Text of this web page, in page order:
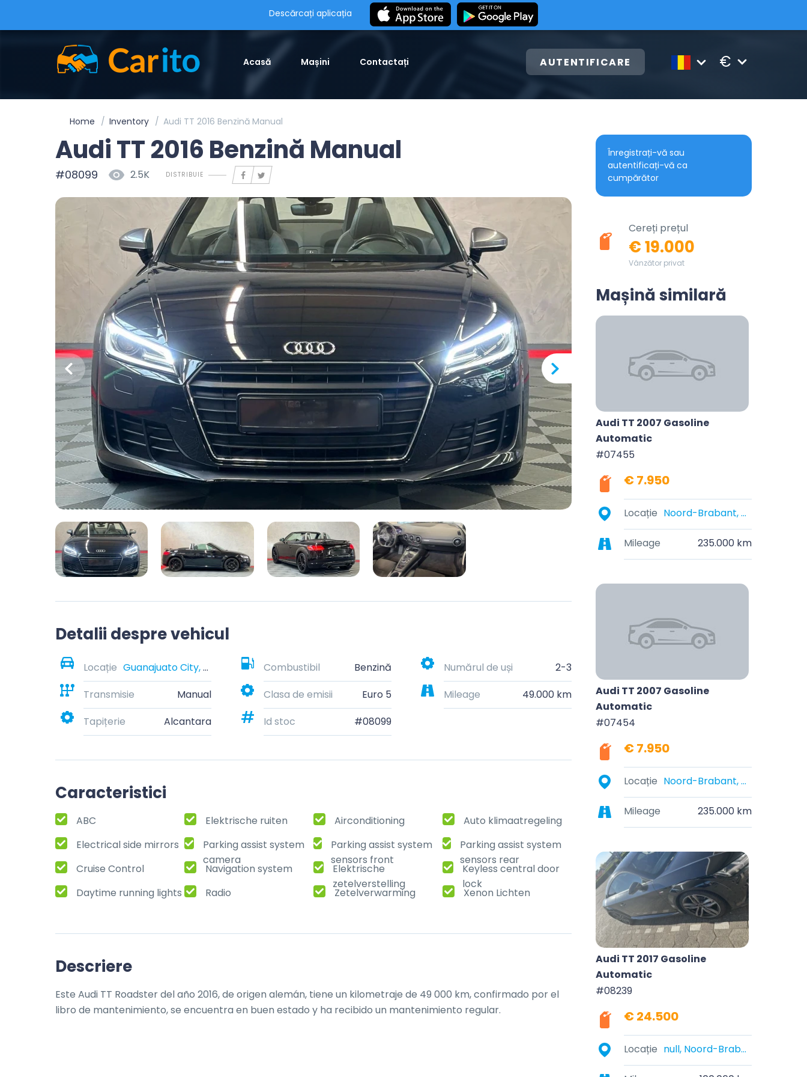
Descărcați aplicația
Acasă Mașini Contactați AUTENTIFICARE €
Home Inventory Audi TT 2016 Benzină Manual
Audi TT 2016 Benzină Manual
#08099 2.5K DISTRIBUIE
Detalii despre vehicul
Locație Guanajuato City, Guanajuato, Mexico Combustibil Benzină Numărul de uși
2-3
Transmisie
Manual Clasa de emisii Euro 5 Mileage
49.000 km
Tapițerie
Alcantara Id stoc #08099
Caracteristici
ABC Elektrische ruiten Airconditioning
Auto klimaatregeling
Electrical side mirrors
Parking assist system
camera
Parking assist system
sensors front
Parking assist system
sensors rear
Cruise Control Navigation system
Elektrische
zetelverstelling
Keyless central door
lock
Daytime running lights Radio Zetelverwarming Xenon Lichten
Descriere
Este Audi TT Roadster del año 2016, de origen alemán, tiene un kilometraje de 49 000 km, confirmado por el
libro de mantenimiento, se encuentra en buen estado y ha recibido un mantenimiento regular.
Înregistrați-vă sau
autentificați-vă ca
cumpărător
Cereți prețul
€ 19.000
Vânzător privat
Mașină similară
Audi TT 2007 Gasoline
Automatic
#07455
€ 7.950
Locație Noord-Brabant, Nederland
Mileage 235.000 km
Audi TT 2007 Gasoline
Automatic
#07454
€ 7.950
Locație Noord-Brabant, Nederland
Mileage 235.000 km
Audi TT 2017 Gasoline
Automatic
#08239
€ 24.500
Locație null, Noord-Brabant, Nederland